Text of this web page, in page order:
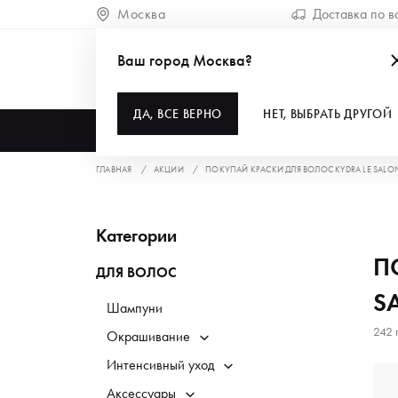
Москва Доставка по
Ваш город Москва?
ДА, ВСЕ ВЕРНО НЕТ, ВЫБРАТЬ ДРУГОЙ
ГЛАВНАЯ АКЦИИ ПОКУПАЙ КРАСКИ ДЛЯ ВОЛОС KYDRA LE
Категории
ДЛЯ ВОЛОС
Шампуни
Окрашивание
Интенсивный уход
Аксессуары
242